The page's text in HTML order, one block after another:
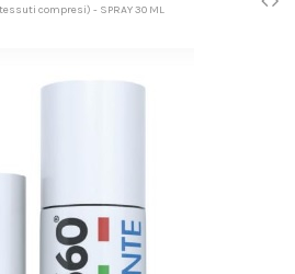
compresi) - SPRAY 30 ML